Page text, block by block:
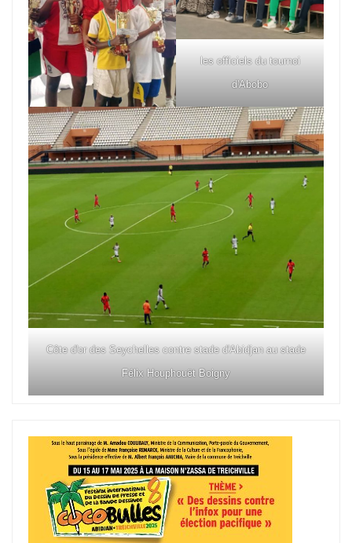
les officiels du tournoi
d'Abobo
Côte d'or des Seychelles contre stade d'Abidjan au stade
Félix Houphouët Boigny